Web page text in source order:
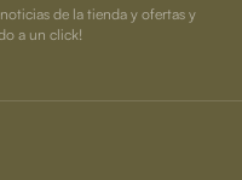
de la tienda y ofertas y
a un click!